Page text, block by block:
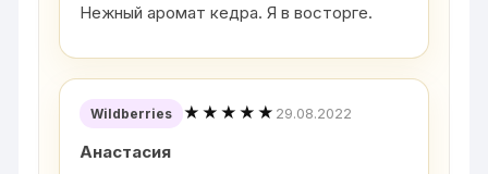
Нежный аромат кедра. Я в восторге.
Wildberries ★★★★★ 29.08.2022
Анастасия